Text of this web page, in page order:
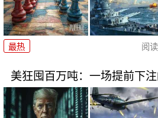
最热 阅读
美狂囤百万吨：一场提前下